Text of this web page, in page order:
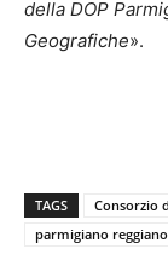
della DOP
Geografiche».
TAGS Consorzio
parmigiano reggiano